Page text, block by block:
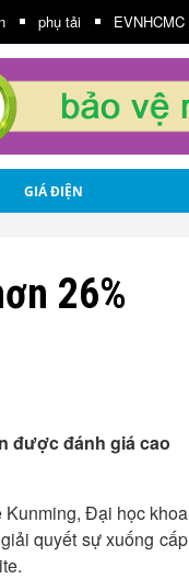
phụ tải EVNHCMC
GIÁ ĐIỆN
26%
được đánh giá cao
Đại học khoa
quyết sự xuống cấp